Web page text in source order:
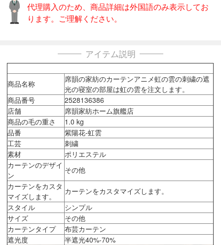
代理購入のため、商品詳細は外国語のみ表示してお
ります。ご理解ください。
アイテム説明
商品名称
席韻の家紡のカーテンアニメ虹の雲の刺繍の遮
光の寝室の部屋は虹の雲を注文します。
商品番号
2528136386
店舗
席韻家紡ホーム旗艦店
商品の毛の重さ
1.0 kg
品番
紫陽花-虹雲
工芸
刺繍
素材
ポリエステル
カーテンのデザイ
ン
その他
カーテンをカスタ
マイズします。
カーテンをカスタマイズします。
スタイル
シンプル
サイズ
その他
カーテンタイプ
布芸カーテン
遮光度
半遮光40%-70%